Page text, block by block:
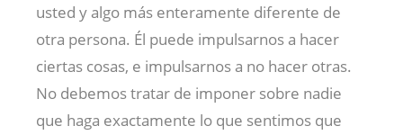
usted y algo más enteramente diferente de
otra persona. Él puede impulsarnos a hacer
ciertas cosas, e impulsarnos a no hacer otras.
No debemos tratar de imponer sobre nadie
que haga exactamente lo que sentimos que